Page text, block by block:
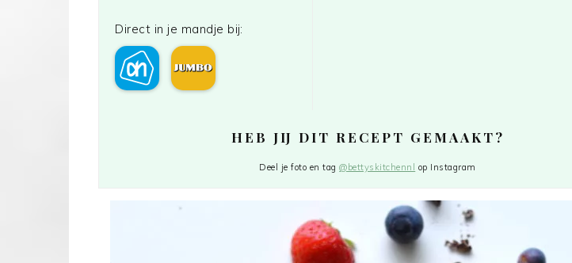
Direct in je mandje bij:
HEB JIJ DIT RECEPT GEMAAKT?
Deel je foto en tag@bettyskitchennl op Instagram